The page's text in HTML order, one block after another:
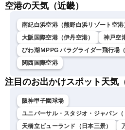
LiVE〉
空港の天気（近畿）
南紀白浜空港（熊野白浜リゾート空港
大阪国際空港（伊丹空港）
神戸空
びわ湖ＭPPG パラグライダー飛行場
関西国際空港
注目のお出かけスポット天気
阪神甲子園球場
ユニバーサル・スタジオ・ジャパン（
天橋立ビューランド（日本三景）